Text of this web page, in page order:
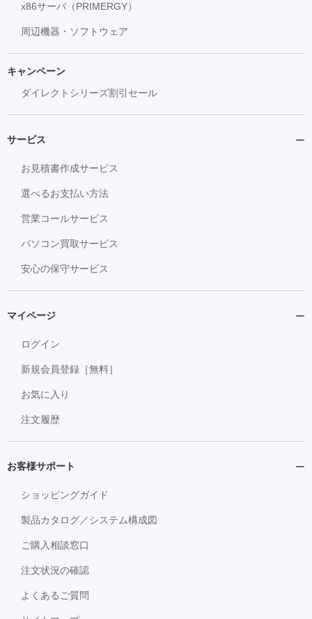
x86サーバ（PRIMERGY）
周辺機器・ソフトウェア
キャンペーン
ダイレクトシリーズ割引セール
サービス
お見積書作成サービス
選べるお支払い方法
営業コールサービス
パソコン買取サービス
安心の保守サービス
マイページ
ログイン
新規会員登録［無料］
お気に入り
注文履歴
お客様サポート
ショッピングガイド
製品カタログ／システム構成図
ご購入相談窓口
注文状況の確認
よくあるご質問